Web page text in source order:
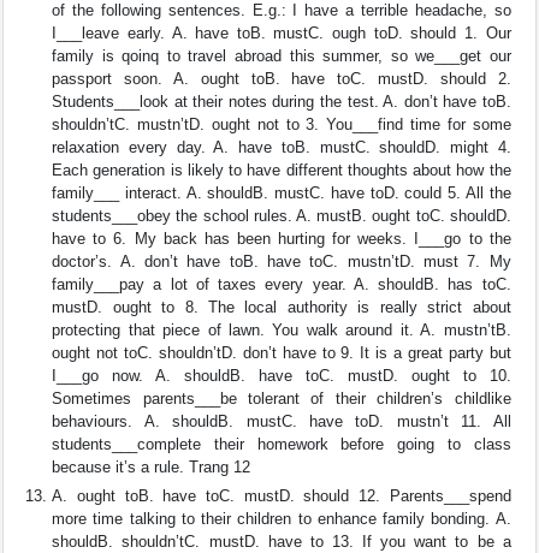
of the following sentences. E.g.: I have a terrible headache, so
I___leave early. A. have toB. mustC. ough toD. should 1. Our
family is qoinq to travel abroad this summer, so we___get our
passport soon. A. ought toB. have toC. mustD. should 2.
Students___look at their notes during the test. A. don’t have toB.
shouldn’tC. mustn’tD. ought not to 3. You___find time for some
relaxation every day. A. have toB. mustC. shouldD. might 4.
Each generation is likely to have different thoughts about how the
family___ interact. A. shouldB. mustC. have toD. could 5. All the
students___obey the school rules. A. mustB. ought toC. shouldD.
have to 6. My back has been hurting for weeks. I___go to the
doctor’s. A. don’t have toB. have toC. mustn’tD. must 7. My
family___pay a lot of taxes every year. A. shouldB. has toC.
mustD. ought to 8. The local authority is really strict about
protecting that piece of lawn. You walk around it. A. mustn’tB.
ought not toC. shouldn’tD. don’t have to 9. It is a great party but
I___go now. A. shouldB. have toC. mustD. ought to 10.
Sometimes parents___be tolerant of their children’s childlike
behaviours. A. shouldB. mustC. have toD. mustn’t 11. All
students___complete their homework before going to class
because it’s a rule. Trang 12
A. ought toB. have toC. mustD. should 12. Parents___spend
more time talking to their children to enhance family bonding. A.
shouldB. shouldn’tC. mustD. have to 13. If you want to be a